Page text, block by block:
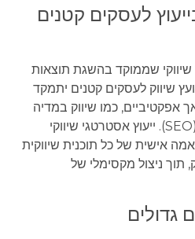
לעסקים קטנים
שיווקי שממוקד בהשגת תוצאות
שיווק לעסקים קטנים יתמקד
אפקטיביים, כמו שיווק במדיה
החברתית או קידום אורגני (SEO). ייעוץ אסטרטגי שיווקי
אישית של כל תוכנית שיווקית
תוך ניצול מקסימלי של
גדולים